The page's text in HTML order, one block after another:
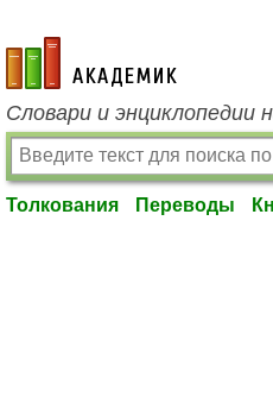
academic.ru
Словари и энциклопедии
Толкования Переводы